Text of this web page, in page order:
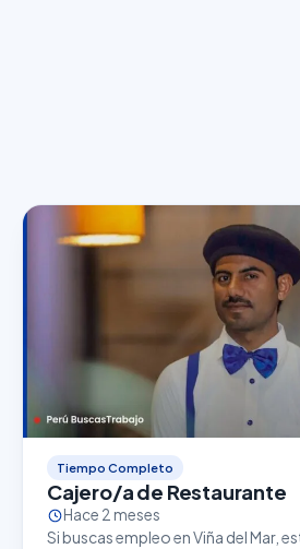
Tiempo Completo
Cajero/a de Restaurante
Hace 2 meses
Si buscas empleo en Viña del Mar,